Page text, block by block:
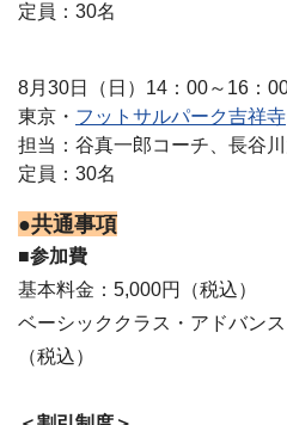
定員：30名
8月30日（日）14：00～16：
東京・ フットサルパーク吉祥寺
担当：谷真一郎コーチ、長谷
定員：30名
●共通事項
■参加費
基本料金：5,000円（税込）
ベーシッククラス・アドバン
（税込）